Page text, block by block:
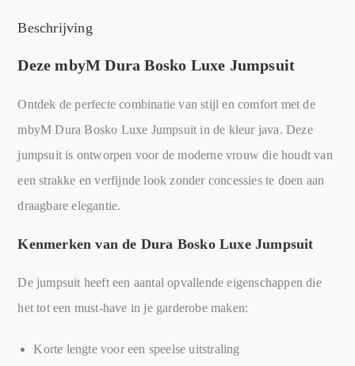
Beschrijving
Deze mbyM Dura Bosko Luxe Jumpsuit
Ontdek de perfecte combinatie van stijl en comfort met de
mbyM Dura Bosko Luxe Jumpsuit in de kleur java. Deze
jumpsuit is ontworpen voor de moderne vrouw die houdt van
een strakke en verfijnde look zonder concessies te doen aan
draagbare elegantie.
Kenmerken van de Dura Bosko Luxe Jumpsuit
De jumpsuit heeft een aantal opvallende eigenschappen die
het tot een must-have in je garderobe maken:
Korte lengte voor een speelse uitstraling